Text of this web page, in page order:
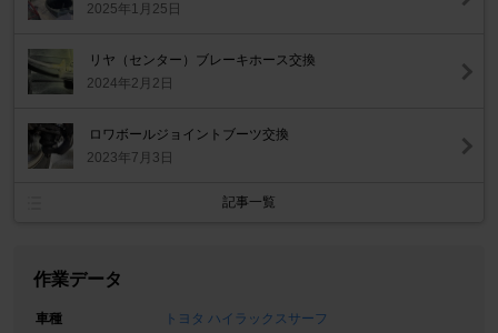
2025年1月25日
リヤ（センター）ブレーキホース交換
2024年2月2日
ロワボールジョイントブーツ交換
2023年7月3日
記事一覧
作業データ
車種
トヨタ ハイラックスサーフ